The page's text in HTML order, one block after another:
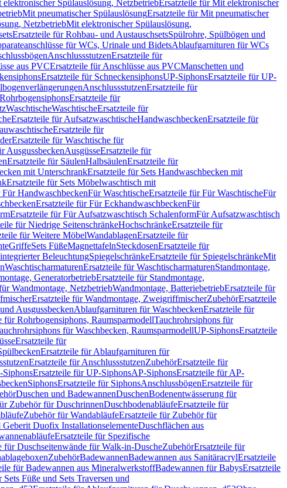
elektronischer Spülauslösung, NetzbetriebErsatzteile für Mit elektronischer
Mit pneumatischer SpülauslösungErsatzteile für Mit pneumatischer
NetzbetriebMit elektronischer Spülauslösung,
Ersatzteile für Rohbau- und AustauschsetsSpülrohre, Spülbögen und
für WCs, Urinale und BidetsAblaufgarnituren für WCs
AnschlussstutzenErsatzteile für
aus PVCErsatzteile für Anschlüsse aus PVCManschetten und
Ersatzteile für SchneckensiphonsUP-SiphonsErsatzteile für UP-
AnschlussstutzenErsatzteile für
RohrbogensiphonsErsatzteile für
WaschtischeWaschtischeErsatzteile für
Ersatzteile für AufsatzwaschtischeHandwaschbeckenErsatzteile für
Ersatzteile für
Ersatzteile für Waschtische für
AusgussbeckenAusgüsseErsatzteile für
Ersatzteile für SäulenHalbsäulenErsatzteile für
mit UnterschrankErsatzteile für Sets Handwaschbecken mit
Ersatzteile für Sets Möbelwaschtisch mit
HandwaschbeckenFür WaschtischeErsatzteile für Für WaschtischeFür
Ersatzteile für Für EckhandwaschbeckenFür
Ersatzteile für Für Aufsatzwaschtisch SchalenformFür Aufsatzwaschtisch
für Niedrige SeitenschränkeHochschränkeErsatzteile für
für Weitere MöbelWandablagenErsatzteile für
GriffeSets FüßeMagnettafelnSteckdosenErsatzteile für
BeleuchtungSpiegelschränkeErsatzteile für SpiegelschränkeMit
WaschtischarmaturenErsatzteile für WaschtischarmaturenStandmontage,
GeneratorbetriebErsatzteile für Standmontage,
Wandmontage, NetzbetriebWandmontage, BatteriebetriebErsatzteile für
Ersatzteile für Wandmontage, ZweigriffmischerZubehörErsatzteile
AusgussbeckenAblaufgarnituren für WaschbeckenErsatzteile für
für Rohrbogensiphons, RaumsparmodellTauchrohrsiphons für
für Waschbecken, RaumsparmodellUP-SiphonsErsatzteile
Ersatzteile für
Ersatzteile für Ablaufgarnituren für
Ersatzteile für AnschlussstutzenZubehörErsatzteile für
SiphonsErsatzteile für UP-SiphonsAP-SiphonsErsatzteile für AP-
SiphonsErsatzteile für SiphonsAnschlussbögenErsatzteile für
Duschen und BadewannenDuschenBodenentwässerung für
Zubehör für DuschrinnenDuschbodenabläufeErsatzteile für
Zubehör für WandabläufeErsatzteile für Zubehör für
Duofix InstallationselementeDuschflächen aus
Ersatzteile für Spezifische
für Duschseitenwände für Walk-in-DuscheZubehörErsatzteile für
ZubehörBadewannenBadewannen aus SanitäracrylErsatzteile
für Badewannen aus MineralwerkstoffBadewannen für BabysErsatzteile
Sets Füße und Sets Traversen und